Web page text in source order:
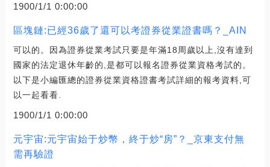
1900/1/1 0:00:00
區塊鏈:已經36歲了還可以考證券從業證書嗎？_AIN
可以的。因為證券從業考試只要是年滿18周歲以上,沒有達到
國家的法定退休年齡的,是都可以報名證券從業資格考試的。
以下是小編匯總的證券從業資格證書考試詳細的報考資料,可
以一起看看.
1900/1/1 0:00:00
元宇宙:元宇宙始于炒幣，終于炒“房”？_京東支付無
需再驗證